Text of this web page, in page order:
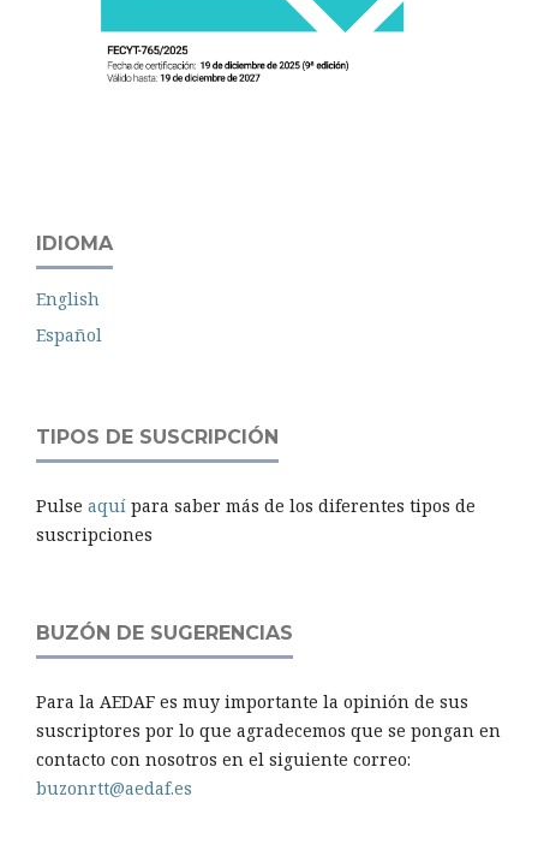
IDIOMA
English
Español
TIPOS DE SUSCRIPCIÓN
Pulse aquí para saber más de los diferentes tipos de
suscripciones
BUZÓN DE SUGERENCIAS
Para la AEDAF es muy importante la opinión de sus
suscriptores por lo que agradecemos que se pongan en
contacto con nosotros en el siguiente correo:
buzonrtt@aedaf.es